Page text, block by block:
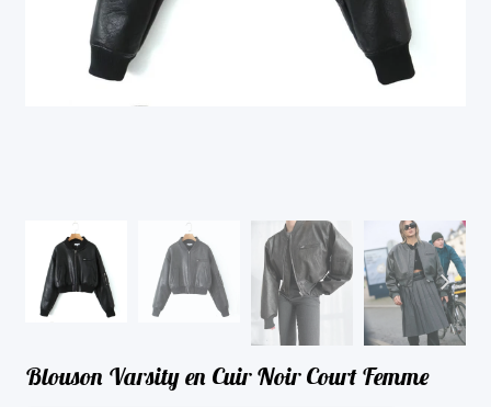
Blouson Varsity en Cuir Noir Court Femme